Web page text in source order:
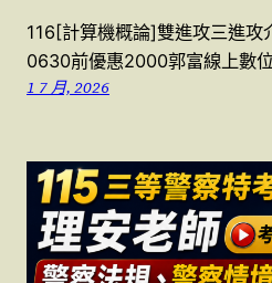
116[計算機概論]雙進攻三進
0630前優惠2000郭富線上數
1 7 月, 2026